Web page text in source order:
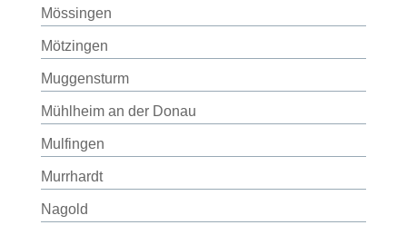
Mössingen
Mötzingen
Muggensturm
Mühlheim an der Donau
Mulfingen
Murrhardt
Nagold